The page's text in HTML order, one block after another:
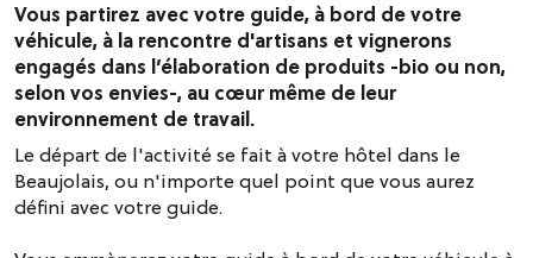
Vous partirez avec votre guide, à bord de votre
véhicule, à la rencontre d'artisans et vignerons
engagés dans l’élaboration de produits -bio ou non,
selon vos envies-, au cœur même de leur
environnement de travail.
Le départ de l'activité se fait à votre hôtel dans le
Beaujolais, ou n'importe quel point que vous aurez
défini avec votre guide.